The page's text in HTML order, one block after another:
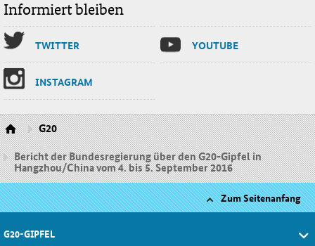
Informiert bleiben
TWIT­TER YOU­TU­BE
INS­TA­GRAM
G20
Bericht der Bundesregierung über den G20-Gipfel in
Hangzhou/China vom 4. bis 5. September 2016
Zum Seitenanfang
G20-GIPFEL